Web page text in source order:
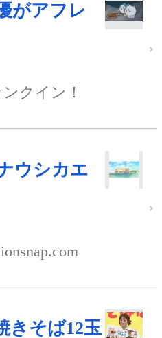
がアフレ
クイン！
ウシカエ
きそば12玉